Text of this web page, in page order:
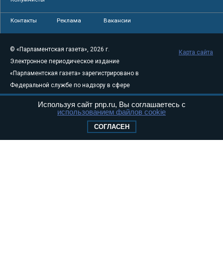
Контакты Реклама Вакансии
© «Парламентская газета», 2026 г.
Электронное периодическое издание
«Парламентская газета» зарегистрировано в
Федеральной службе по надзору в сфере
связи, информационных технологий и
массовых коммуникаций (Роскомнадзор) 05
Свидетельство о регистрации Эл № ФС77-
Карта сайта
Используя сайт pnp.ru, Вы соглашаетесь с
использованием файлов cookie
СОГЛАСЕН